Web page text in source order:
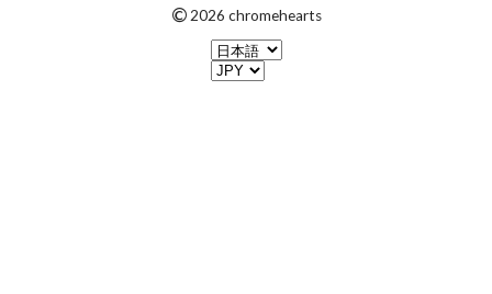
© 2026 chromehearts